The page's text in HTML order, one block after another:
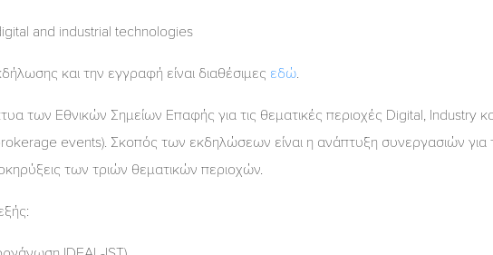
and industrial technologies
και την εγγραφή είναι διαθέσιμες εδώ.
των Εθνικών Σημείων Επαφής για τις θεματικές περιοχές Digital, Industry
events). Σκοπός των εκδηλώσεων είναι η ανάπτυξη συνεργασιών για
των τριών θεματικών περιοχών.